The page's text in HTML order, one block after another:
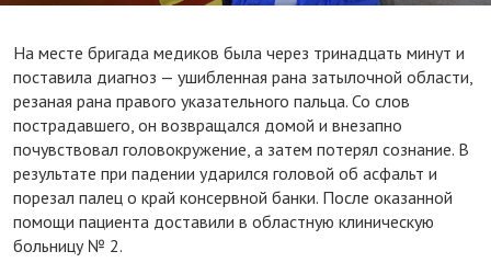
На месте бригада медиков была через тринадцать минут и
поставила диагноз — ушибленная рана затылочной области,
резаная рана правого указательного пальца. Со слов
пострадавшего, он возвращался домой и внезапно
почувствовал головокружение, а затем потерял сознание. В
результате при падении ударился головой об асфальт и
порезал палец о край консервной банки. После оказанной
помощи пациента доставили в областную клиническую
больницу № 2.